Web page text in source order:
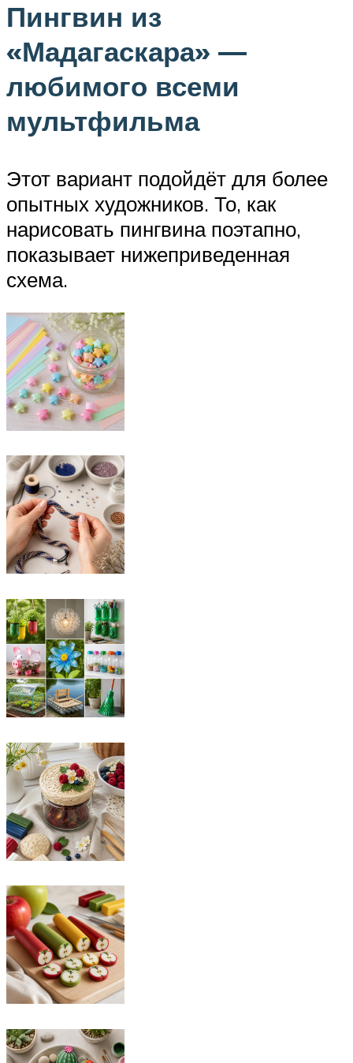
Пингвин из
«Мадагаскара» —
любимого всеми
мультфильма
Этот вариант подойдёт для более
опытных художников. То, как
нарисовать пингвина поэтапно,
показывает нижеприведенная
схема.